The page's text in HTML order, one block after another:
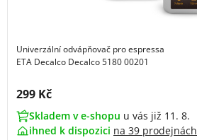
Univerzální odvápňovač pro espressa
ETA Decalco Decalco 5180 00201
Cena s DPH:
299 Kč
Skladem v e-shopu u vás již 11. 8.
ihned k dispozici na 39 prodejnách